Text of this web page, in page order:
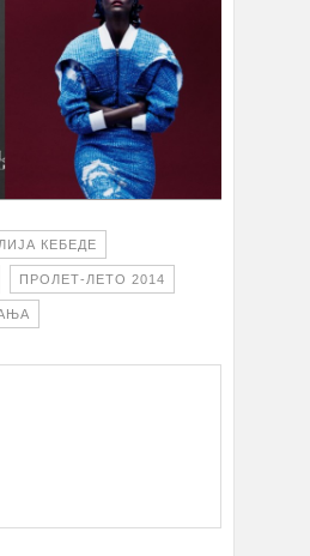
ЛИЈА КЕБЕДЕ
ПРОЛЕТ-ЛЕТО 2014